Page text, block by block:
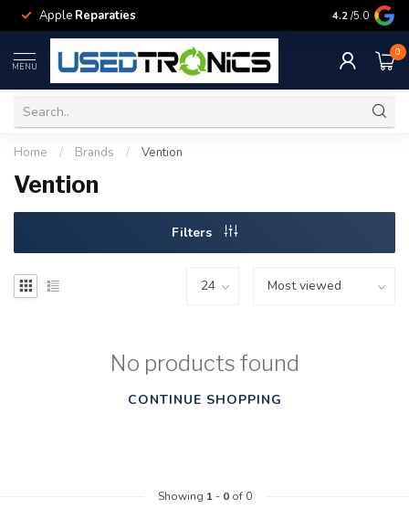
Apple Reparaties Samsung
4.2 /5.0
MENU
0
Home / Brands / Vention
Vention
Filters
No products found
CONTINUE SHOPPING
Showing 1- 0of 0